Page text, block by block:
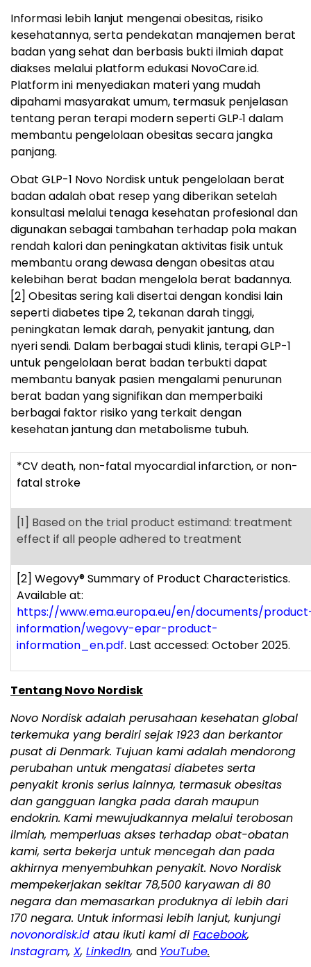
Informasi lebih lanjut mengenai obesitas, risiko
kesehatannya, serta pendekatan manajemen berat
badan yang sehat dan berbasis bukti ilmiah dapat
diakses melalui platform edukasi NovoCare.id.
Platform ini menyediakan materi yang mudah
dipahami masyarakat umum, termasuk penjelasan
tentang peran terapi modern seperti GLP‑1 dalam
membantu pengelolaan obesitas secara jangka
panjang.
Obat GLP-1 Novo Nordisk untuk pengelolaan berat
badan adalah obat resep yang diberikan setelah
konsultasi melalui tenaga kesehatan profesional dan
digunakan sebagai tambahan terhadap pola makan
rendah kalori dan peningkatan aktivitas fisik untuk
membantu orang dewasa dengan obesitas atau
kelebihan berat badan mengelola berat badannya.
[2] Obesitas sering kali disertai dengan kondisi lain
seperti diabetes tipe 2, tekanan darah tinggi,
peningkatan lemak darah, penyakit jantung, dan
nyeri sendi. Dalam berbagai studi klinis, terapi GLP-1
untuk pengelolaan berat badan terbukti dapat
membantu banyak pasien mengalami penurunan
berat badan yang signifikan dan memperbaiki
berbagai faktor risiko yang terkait dengan
kesehatan jantung dan metabolisme tubuh.
*CV death, non-fatal myocardial infarction, or non-
fatal stroke
[1] Based on the trial product estimand: treatment
effect if all people adhered to treatment
[2] Wegovy®Summary of Product Characteristics.
Available at:
https://www.ema.europa.eu/en/documents/
information/wegovy-epar-product-
information_en.pdf. Last accessed: October 2025.
Tentang Novo Nordisk
Novo Nordisk adalah perusahaan kesehatan global
terkemuka yang berdiri sejak 1923 dan berkantor
pusat di Denmark. Tujuan kami adalah mendorong
perubahan untuk mengatasi diabetes serta
penyakit kronis serius lainnya, termasuk obesitas
dan gangguan langka pada darah maupun
endokrin. Kami mewujudkannya melalui terobosan
ilmiah, memperluas akses terhadap obat-obatan
kami, serta bekerja untuk mencegah dan pada
akhirnya menyembuhkan penyakit. Novo Nordisk
mempekerjakan sekitar 78,500 karyawan di 80
negara dan memasarkan produknya di lebih dari
170 negara. Untuk informasi lebih lanjut, kunjungi
novonordisk.id atau ikuti kami di Facebook,
Instagram, X, LinkedIn, and YouTube.